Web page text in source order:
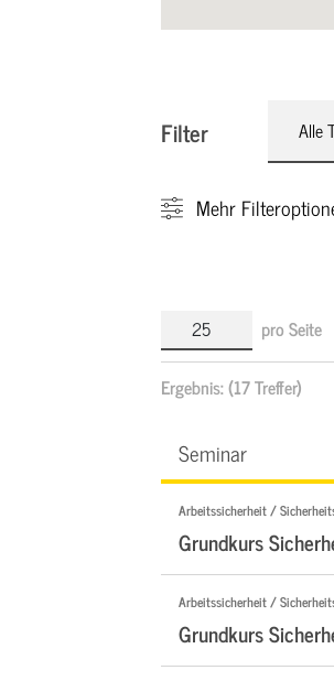
Filter Alle
Mehr
pro Seite
Ergebnis:(17 Treffer)
Seminar
Arbeitssicherheit /
Grundkurs
Arbeitssicherheit /
Grundkurs